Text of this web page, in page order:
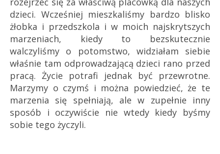
dzieci. Wcześniej mieszkaliśmy bardzo blisko
żłobka i przedszkola i w moich najskrytszych
marzeniach, kiedy to bezskutecznie
walczyliśmy o potomstwo, widziałam siebie
właśnie tam odprowadzającą dzieci rano przed
pracą. Życie potrafi jednak być przewrotne.
Marzymy o czymś i można powiedzieć, że te
marzenia się spełniają, ale w zupełnie inny
sposób i oczywiście nie wtedy kiedy byśmy
sobie tego życzyli.